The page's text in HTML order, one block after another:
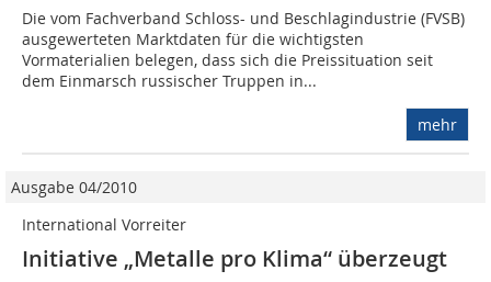
Die vom Fachverband Schloss- und Beschlagindustrie (FVSB)
ausgewerteten Marktdaten für die wichtigsten
Vormaterialien belegen, dass sich die Preissituation seit
dem Einmarsch russischer Truppen in...
mehr
Ausgabe 04/2010
International Vorreiter
Initiative „Metalle pro Klima“ überzeugt